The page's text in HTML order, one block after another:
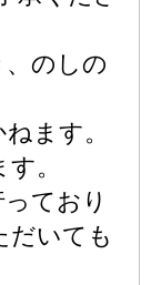
、のしの
ます。
。
ており
だいても